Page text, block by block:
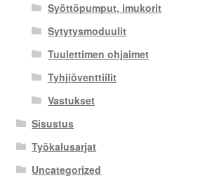
Syöttöpumput, imukorit
Sytytysmoduulit
Tuulettimen ohjaimet
Tyhjiöventtiilit
Vastukset
Sisustus
Työkalusarjat
Uncategorized